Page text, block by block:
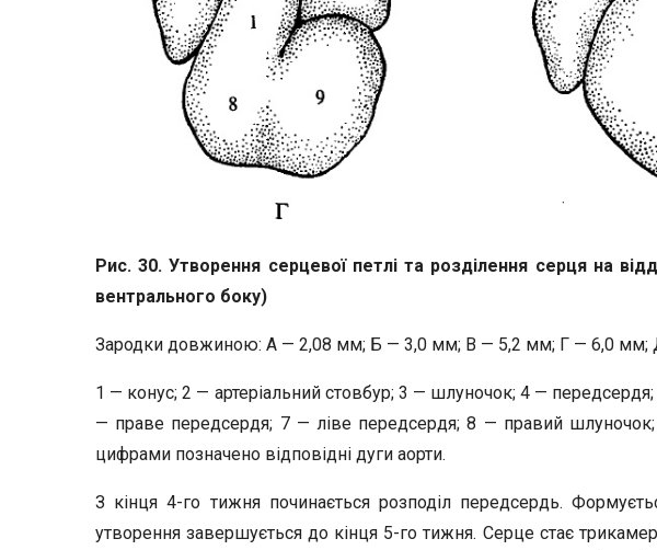
Рис. 30. Утворення серцевої петліта розділення серця на
вентрального боку)
Зародки довжиною: А — 2,08 мм; Б — 3,0 мм; В — 5,2 мм; Г — 6,0 мм;
1 — конус; 2 — артеріальний стовбур; 3 — шлуночок; 4 —
— праве передсердя; 7 — ліве передсердя; 8 — правий
цифрами позначено відповідні дуги аорти.
З кінця 4-го тижня починається розподіл передсердь.
утворення завершується до кінця 5-го тижня. Серце стає